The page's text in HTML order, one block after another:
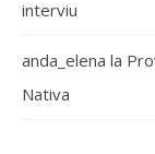
interviu
anda_elena la
Nativa